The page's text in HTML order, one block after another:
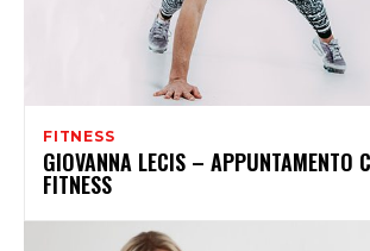
FITNESS
GIOVANNA LECIS – APPUNTAMENTO
FITNESS